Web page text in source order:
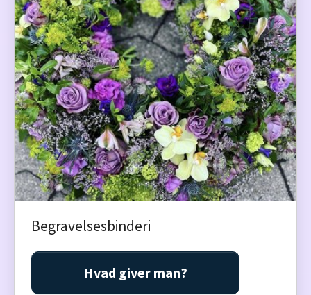
Begravelsesbinderi
Hvad giver man?